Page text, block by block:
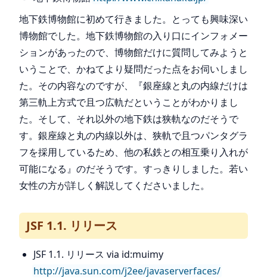
地下鉄博物館に初めて行きました。とっても興味深い
博物館でした。地下鉄博物館の入り口にインフォメー
ションがあったので、博物館だけに質問してみようと
いうことで、かねてより疑問だった点をお伺いしまし
た。その内容なのですが、『銀座線と丸の内線だけは
第三軌上方式で且つ広軌だということがわかりまし
た。そして、それ以外の地下鉄は狭軌なのだそうで
す。銀座線と丸の内線以外は、狭軌で且つパンタグラ
フを採用しているため、他の私鉄との相互乗り入れが
可能になる』のだそうです。すっきりしました。若い
女性の方が詳しく解説してくださいました。
JSF 1.1. リリース
JSF 1.1. リリース via id:muimy
http://java.sun.com/j2ee/javaserverfaces/